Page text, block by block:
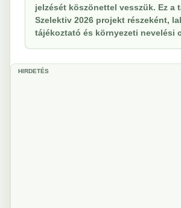
jelzését köszönettel vesszük. Ez a
Szelektiv 2026 projekt részeként,
tájékoztató és környezeti nevelési
HIRDETÉS